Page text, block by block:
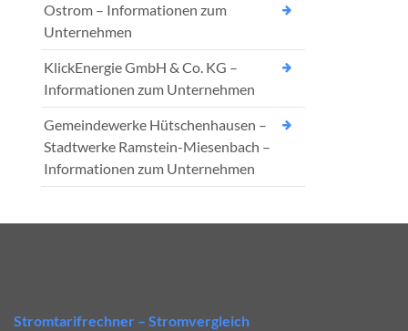
Ostrom – Informationen zum
Unternehmen
KlickEnergie GmbH & Co. KG –
Informationen zum Unternehmen
Gemeindewerke Hütschenhausen –
Stadtwerke Ramstein-Miesenbach –
Informationen zum Unternehmen
Stromtarifrechner – Stromvergleich